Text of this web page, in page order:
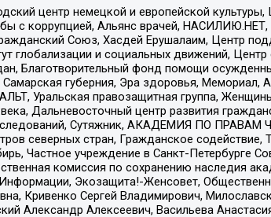
центр немецкой и европейской
с коррупцией, Альянс врачей,
Союз, Хасдей Ерушалаим, Центр
глобализации и социальных движений,
Благотворительный фонд помощи
губерния, Эра здоровья,
Уральская правозащитная группа,
Дальневосточный центр развития
Сутяжник, АКАДЕМИЯ ПО ПРАВАМ
северных стран, Гражданское
Частное учреждение в Санкт-Петербурге
комиссия по сохранению наследия
Экозащита!-Женсовет,
Кривенко Сергей Владимирович,
Александр Алексеевич, Васильева